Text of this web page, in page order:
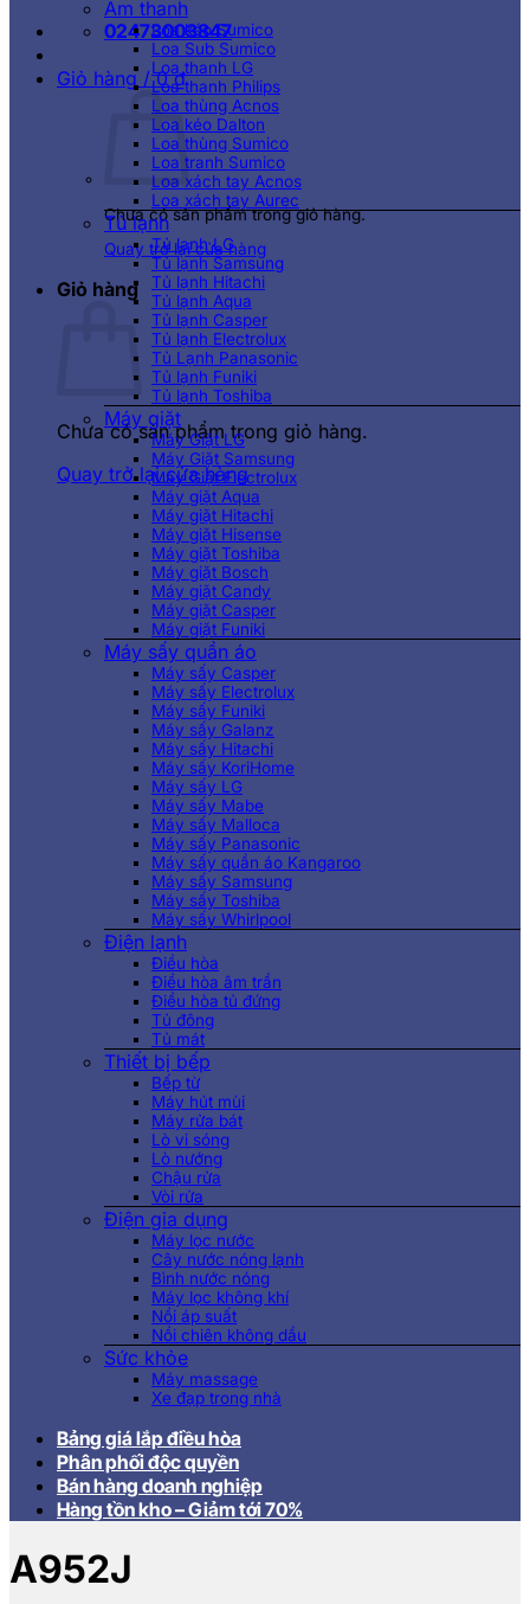
02473003847
Giỏ hàng /0₫
Chưa có sản phẩm trong giỏ hàng.
Quay trở lại cửa hàng
Giỏ hàng
Chưa có sản phẩm trong giỏ hàng.
Quay trở lại cửa hàng
Âm thanh
Loa kéo Sumico
Loa Sub Sumico
Loa thanh LG
Loa thanh Philips
Loa thùng Acnos
Loa kéo Dalton
Loa thùng Sumico
Loa tranh Sumico
Loa xách tay Acnos
Loa xách tay Aurec
Tủ lạnh
Tủ lạnh LG
Tủ lạnh Samsung
Tủ lạnh Hitachi
Tủ lạnh Aqua
Tủ lạnh Casper
Tủ lạnh Electrolux
Tủ Lạnh Panasonic
Tủ lạnh Funiki
Tủ lạnh Toshiba
Máy giặt
Máy Giặt LG
Máy Giặt Samsung
Máy Giặt Electrolux
Máy giặt Aqua
Máy giặt Hitachi
Máy giặt Hisense
Máy giặt Toshiba
Máy giặt Bosch
Máy giặt Candy
Máy giặt Casper
Máy giặt Funiki
Máy sấy quần áo
Máy sấy Casper
Máy sấy Electrolux
Máy sấy Funiki
Máy sấy Galanz
Máy sấy Hitachi
Máy sấy KoriHome
Máy sấy LG
Máy sấy Mabe
Máy sấy Malloca
Máy sấy Panasonic
Máy sấy quần áo Kangaroo
Máy sấy Samsung
Máy sấy Toshiba
Máy sấy Whirlpool
Điện lạnh
Điều hòa
Điều hòa âm trần
Điều hòa tủ đứng
Tủ đông
Tủ mát
Thiết bị bếp
Bếp từ
Máy hút mùi
Máy rửa bát
Lò vi sóng
Lò nướng
Chậu rửa
Vòi rửa
Điện gia dụng
Máy lọc nước
Cây nước nóng lạnh
Bình nước nóng
Máy lọc không khí
Nồi áp suất
Nồi chiên không dầu
Sức khỏe
Máy massage
Xe đạp trong nhà
Bảng giá lắp điều hòa
Phân phối độc quyền
Bán hàng doanh nghiệp
Hàng tồn kho – Giảm tới 70%
A952J